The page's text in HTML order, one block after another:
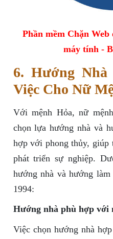
Phần mềm Chặn
máy tính -
6. Hướng
Việc Cho Nữ
Với mệnh Hỏa, nữ
chọn lựa hướng nhà và
hợp với phong thủy, giúp
phát triển sự nghiệp.
hướng nhà và hướng
1994:
Hướng nhà phù hợp với
Việc chọn hướng nhà